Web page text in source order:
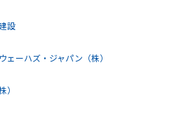
設
ーハズ・ジャパン（株）